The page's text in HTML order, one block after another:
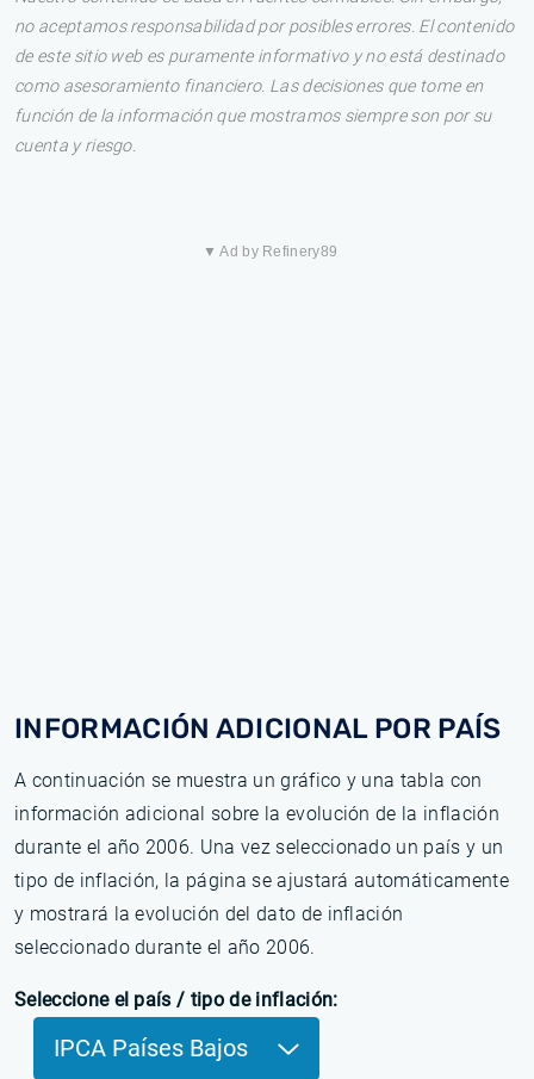
no aceptamos responsabilidad por posibles errores. El contenido
de este sitio web es puramente informativo y no está destinado
como asesoramiento financiero. Las decisiones que tome en
función de la información que mostramos siempre son por su
cuenta y riesgo.
▼ Ad by Refinery89
INFORMACIÓN ADICIONAL POR PAÍS
A continuación se muestra un gráfico y una tabla con
información adicional sobre la evolución de la inflación
durante el año 2006. Una vez seleccionado un país y un
tipo de inflación, la página se ajustará automáticamente
y mostrará la evolución del dato de inflación
seleccionado durante el año 2006.
Seleccione el país / tipo de inflación:
IPCA Países Bajos